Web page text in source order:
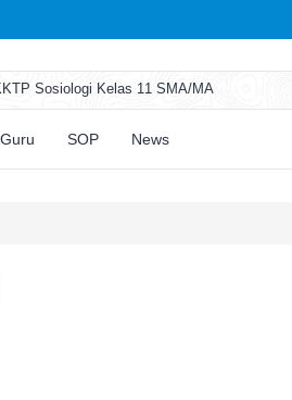
Sosiologi Kelas 11 SMA/MA
Seni Rupa Kelas 11 SMA/MA
Sosiologi Kelas 11 SMA/MA
SOP News